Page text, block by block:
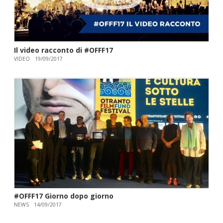
Il video racconto di #OFFF17
VIDEO 19/09/2017
#OFFF17 Giorno dopo giorno
NEWS 14/09/2017